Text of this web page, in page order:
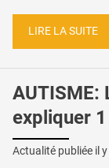
LIRE LA SUITE
AUTISME:
expliquer
Actualité publiée il y